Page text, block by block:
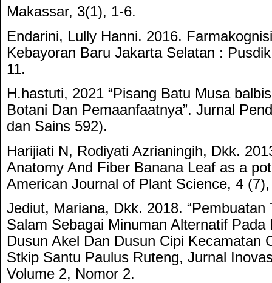
Makassar, 3(1), 1-6.
Endarini, Lully Hanni. 2016.
Kebayoran Baru Jakarta Selatan :
11.
H.hastuti, 2021 “Pisang Batu Musa
Botani Dan Pemaanfaatnya”. Jurnal
dan Sains 592).
Harijiati N, Rodiyati Azrianingih, Dkk.
Anatomy And Fiber Banana Leaf as a
American Journal of Plant Science, 4
Jediut, Mariana, Dkk. 2018. “Pembuatan
Salam Sebagai Minuman Alternatif Pada
Dusun Akel Dan Dusun Cipi Kecamatan
Stkip Santu Paulus Ruteng, Jurnal
Volume 2, Nomor 2.